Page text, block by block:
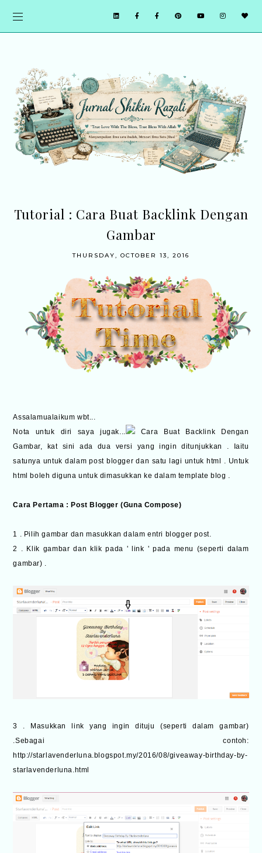
Tutorial : Cara Buat Backlink Dengan
Gambar
THURSDAY, OCTOBER 13, 2016
Assalamualaikum wbt...
Nota untuk diri saya jugak...
Cara Buat Backlink Dengan
Gambar, kat sini ada dua versi yang ingin ditunjukkan . Iaitu
satunya untuk dalam post blogger dan satu lagi untuk html . Untuk
html boleh diguna untuk dimasukkan ke dalam template blog .
Cara Pertama : Post Blogger (Guna Compose)
1 . Pilih gambar dan masukkan dalam entri blogger post.
2 . Klik gambar dan klik pada ' link ' pada menu (seperti dalam
gambar) .
3 . Masukkan link yang ingin dituju (seperti dalam gambar)
.Sebagai contoh:
http://starlavenderluna.blogspot.my/2016/08/giveaway-birthday-by-
starlavenderluna.html